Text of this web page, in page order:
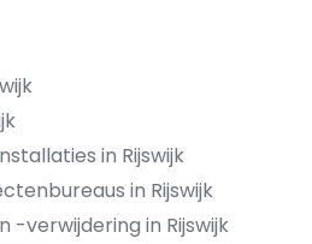
in Rijswijk
in Rijswijk
-verwijdering in Rijswijk